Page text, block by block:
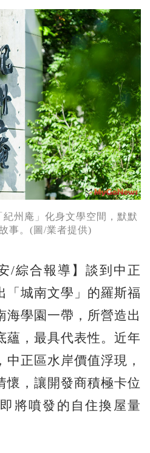
州庵」化身文學空間，默默
事。(圖/業者提供)
/綜合報導】談到中正
「城南文學」的羅斯福
海學園一帶，所營造出
蘊，最具代表性。近年
中正區水岸價值浮現，
懷，讓開發商積極卡位
將噴發的自住換屋量